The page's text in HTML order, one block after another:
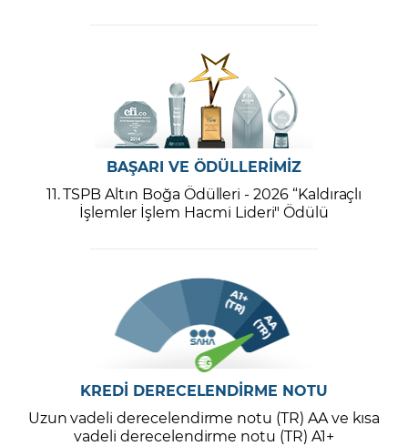
BAŞARI VE ÖDÜLLERİMİZ
11. TSPB Altın Boğa Ödülleri - 2026 “Kaldıraçlı
İşlemler İşlem Hacmi Lideri" Ödülü
KREDİ DERECELENDİRME NOTU
Uzun vadeli derecelendirme notu (TR) AA ve kısa
vadeli derecelendirme notu (TR) A1+